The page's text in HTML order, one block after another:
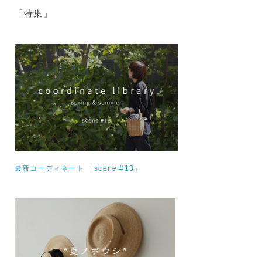
「特集」
最新コーディネート 「scene #13」